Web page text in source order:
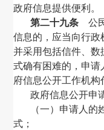
政府信息提供便利。
第二十九条 公
信息的，应当向行政
并采用包括信件、
式确有困难的，申请
府信息公开工作机构
政府信息公开申
（一）申请人
式；